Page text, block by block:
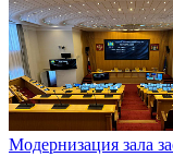
Модернизация зала